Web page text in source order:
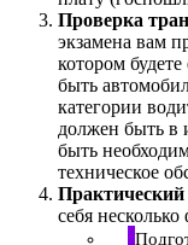
Проверка
экзамена вам
котором
быть
категории
должен быть в
быть
техническое
Практический
себя